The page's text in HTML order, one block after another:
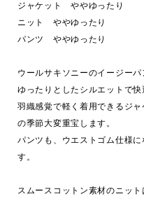
ジャケット　ややゆったり
ニット　ややゆったり
パンツ　ややゆったり
ウールサキソニーのイージー
ゆったりとしたシルエットで快
羽織感覚で軽く着用できるジ
の季節大変重宝します。
パンツも、ウエストゴム仕様
す。
スムースコットン素材のニッ